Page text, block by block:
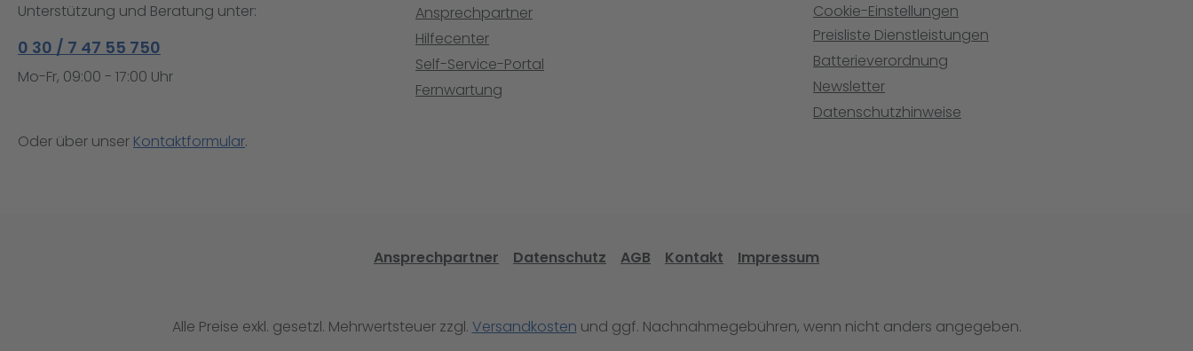
Unterstützung und Beratung unter:
0 30 / 7 47 55 750
Mo-Fr, 09:00 - 17:00 Uhr
Oder über unser Kontaktformular.
Ansprechpartner
Hilfecenter
Self-Service-Portal
Fernwartung
Cookie-Einstellungen
Preisliste Dienstleistungen
Batterieverordnung
Newsletter
Datenschutzhinweise
Ansprechpartner Datenschutz AGB Kontakt Impressum
Alle Preise exkl. gesetzl. Mehrwertsteuer zzgl. Versandkosten und ggf. Nachnahmegebühren, wenn nicht anders angegeben.